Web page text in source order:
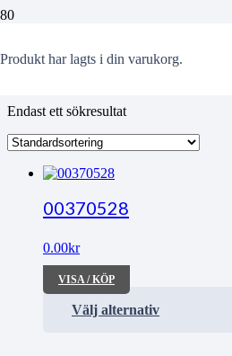
Produkt har lagts i din varukorg.
Endast ett sökresultat
00370528
0.00kr
VISA / KÖP
Välj alternativ